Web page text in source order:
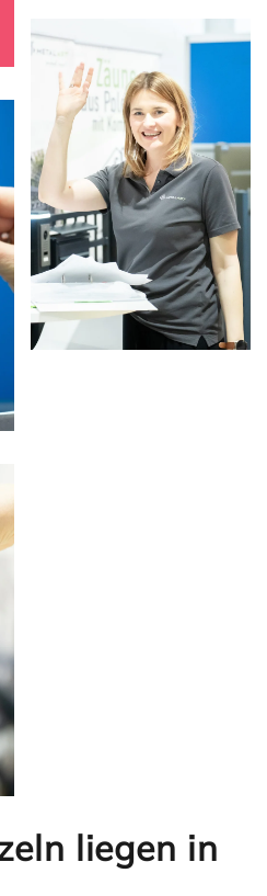
liegen in